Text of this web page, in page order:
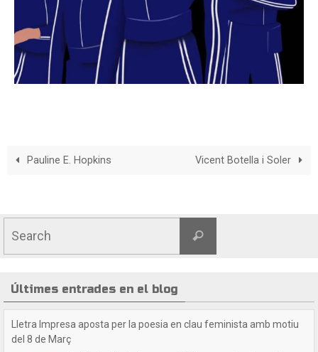
Pauline E. Hopkins Vicent Botella i Soler
Últimes entrades en el blog
Crida a les lectores i lectors de Lletra Impresa
Estimades lectores / estimats lectors,Volem felicitar-